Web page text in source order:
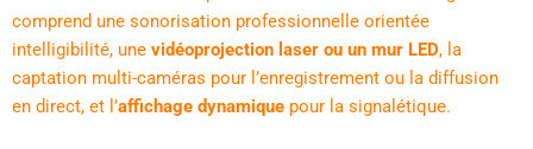
comprend une sonorisation professionnelle orientée
intelligibilité, une vidéoprojection laser ou un mur LED, la
captation multi-caméras pour l’enregistrement ou la diffusion
en direct, et l’affichage dynamique pour la signalétique.